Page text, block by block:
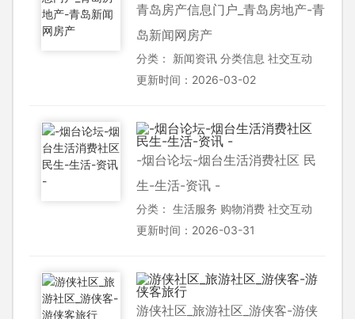
青岛房产信息门户_青岛房地产-青
岛新闻网房产
分类： 新闻资讯 分类信息 社交互动
更新时间：2026-03-02
-烟台论坛-烟台生活消费社区 民
生-生活-资讯 -
分类： 生活服务 购物消费 社交互动
更新时间：2026-03-31
游侠社区_旅游社区_游侠客-游侠